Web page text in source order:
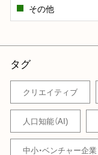
その他
タグ
クリエイティブ
人口知能（AI)
中小・ベンチャー企業